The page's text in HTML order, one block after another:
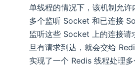
单线程的情况下，该机制允许
多个监听 Socket 和已连接
监听这些 Socket 上的连接请
旦有请求到达，就会交给
实现了一个 Redis 线程处理多